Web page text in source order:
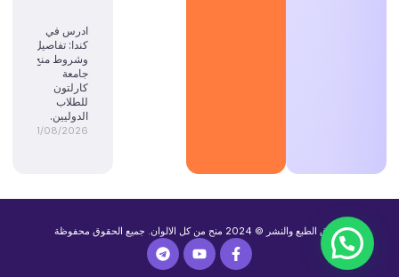
ادرس في
كندا: تفاصيل
وشروط منح
جامعة
كارلتون
للطلاب
الدوليين.
01/08/2026
حقوق الطبع والنشر © 2024 منح من كل الالوان. جميع الحقوق محفوظة